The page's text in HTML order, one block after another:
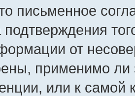
письменное
подтверждения
от
применимо ли
или к самой